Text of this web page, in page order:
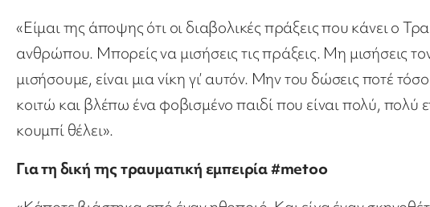
«Είμαι της άποψης ότι οι διαβολικές πράξεις που κάνει ο
ανθρώπου. Μπορείς να μισήσεις τις πράξεις. Μη μισήσεις
μισήσουμε, είναι μια νίκη γι’ αυτόν. Μην του δώσεις ποτέ
κοιτώ και βλέπω ένα φοβισμένο παιδί που είναι πολύ, πολύ
κουμπί θέλει».
Για τη δική της τραυματική εμπειρία #metoo